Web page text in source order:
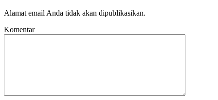
Alamat email Anda tidak akan dipublikasikan.
Komentar